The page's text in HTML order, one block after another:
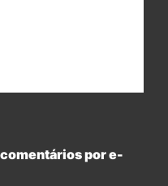
por e-